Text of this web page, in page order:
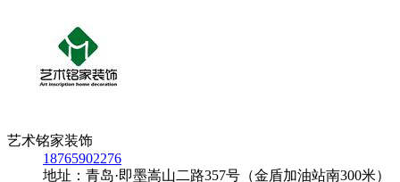
艺术铭家装饰
18765902276
地址：青岛·即墨嵩山二路357号（金盾加油站南300米）